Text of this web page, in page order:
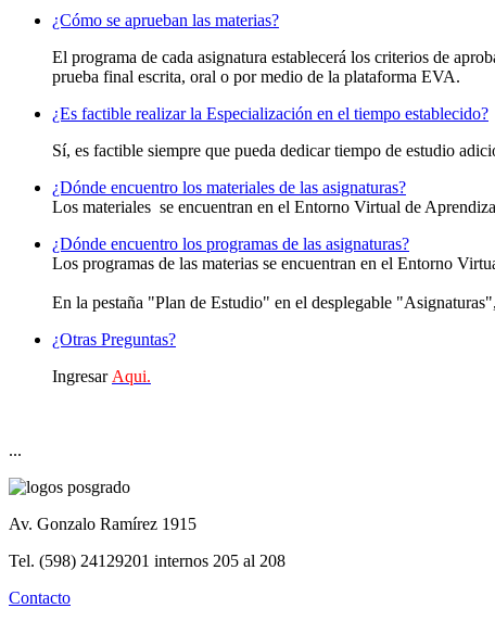
¿Cómo se aprueban las materias?
El programa de cada asignatura establecerá los criterios de
prueba final escrita, oral o por medio de la plataforma EVA.
¿Es factible realizar la Especialización en el tiempo establecido?
Sí, es factible siempre que pueda dedicar tiempo de estudio
¿Dónde encuentro los materiales de las asignaturas?
Los materiales se encuentran en el Entorno Virtual de
¿Dónde encuentro los programas de las asignaturas?
Los programas de las materias se encuentran en el Entorno
En la pestaña "Plan de Estudio" en el desplegable
¿Otras Preguntas?
Ingresar Aqui.
...
Av. Gonzalo Ramírez 1915
Tel. (598) 24129201 internos 205 al 208
Contacto